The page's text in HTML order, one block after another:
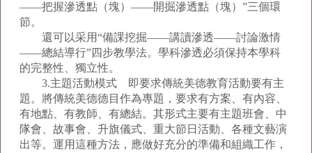
——把握滲透點（塊）——開掘滲透點（塊）”三個環
節。
還可以采用“備課挖掘——講讀滲透——討論激情
——總結導行”四步教學法。學科滲透必須保持本學科
的完整性、獨立性。
3.主題活動模式 即要求傳統美德教育活動要有主
題。將傳統美德德目作為專題，要求有方案、有內容、
有地點、有教師、有總結。其形式主要有主題班會、中
隊會、故事會、升旗儀式、重大節日活動、各種文藝演
出等。運用這種方法，應做好充分的準備和組織工作，